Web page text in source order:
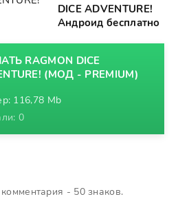
DICE ADVENTURE!
Андроид бесплатно
RAGMON DICE
(МОД - PREMIUM)
116,78 Mb
0
- 50 знаков.